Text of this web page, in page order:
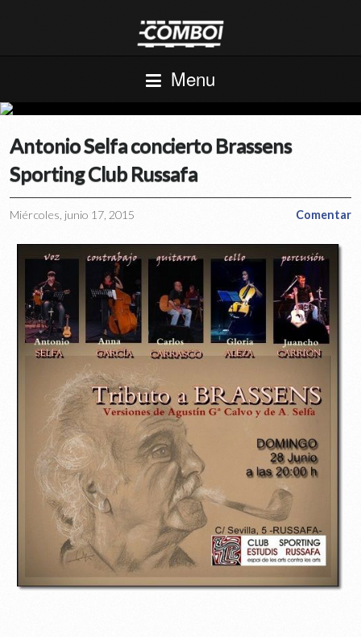
Menu
Antonio Selfa concierto Brassens
Sporting Club Russafa
Miércoles, junio 17, 2015 Comentar